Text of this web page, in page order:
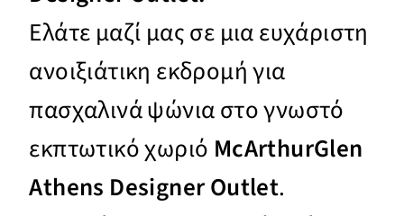
Ελάτε μαζί μας σε μια ευχάριστη
ανοιξιάτικη εκδρομή για
πασχαλινά ψώνια στο γνωστό
εκπτωτικό χωριό McArthurGlen
Athens Designer Outlet.